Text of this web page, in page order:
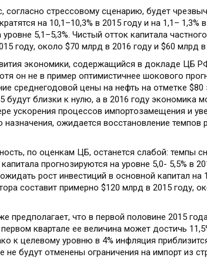
согласно стрессовому сценарию, будет
на 10,1–10,3% в 2015 году и на 1,1– 1,3%
5,1–5,3%. Чистый отток капитала
году, около $70 млрд в 2016 году и $60 млрд в
экономики, содержащийся в докладе ЦБ
он не в пример оптимистичнее шокового
среднегодовой цены на нефть на отметке $80
будут близки к нулю, а в 2016 году экономика
ускорения процессов импортозамещения и
назначения, ожидается восстановление темпов
по оценкам ЦБ, останется слабой: темпы
прогнозируются на уровне 5,0- 5,5% в
рост инвестиций в основной капитал на
составит примерно $120 млрд в 2015 году,
предполагает, что в первой половине 2015
квартале ее величина может достичь
к целевому уровню в 4% инфляция
не будут отменены ограничения на импорт из